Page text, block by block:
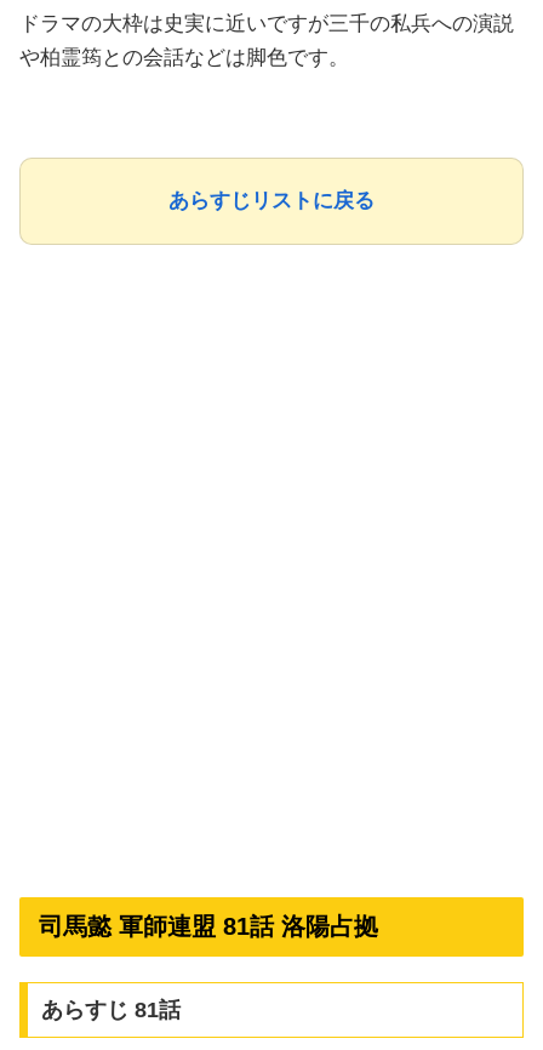
ドラマの大枠は史実に近いですが三千の私兵への演説
や柏霊筠との会話などは脚色です。
あらすじリストに戻る
司馬懿 軍師連盟 81話 洛陽占拠
あらすじ 81話